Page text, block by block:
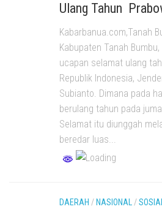
Ulang Tahun
Kabarbanua.com,Tanah
Kabupaten Tanah
ucapan selamat ulang
Republik Indonesia,
Subianto. Dimana pada
berulang tahun pada
Selamat itu diunggah
beredar luas...
DAERAH / NASIONAL /SOSIAL